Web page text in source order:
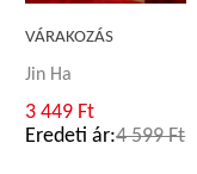
VÁRAKOZÁS
Jin Ha
3 449 Ft
Eredeti ár:4 599 Ft